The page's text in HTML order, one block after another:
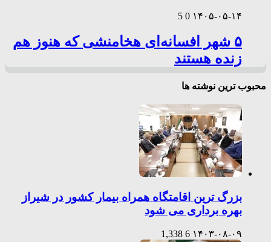
۱۴۰۵-۰۵-۱۴ 0
5
۵ شهر افسانه‌ای هخامنشی که هنوز هم
زنده هستند
محبوب ترین نوشته ها
بزرگ ترین اقامتگاه همراه بیمار کشور در شیراز
بهره برداری می شود
۱۴۰۳-۰۸-۰۹ 6
1,338